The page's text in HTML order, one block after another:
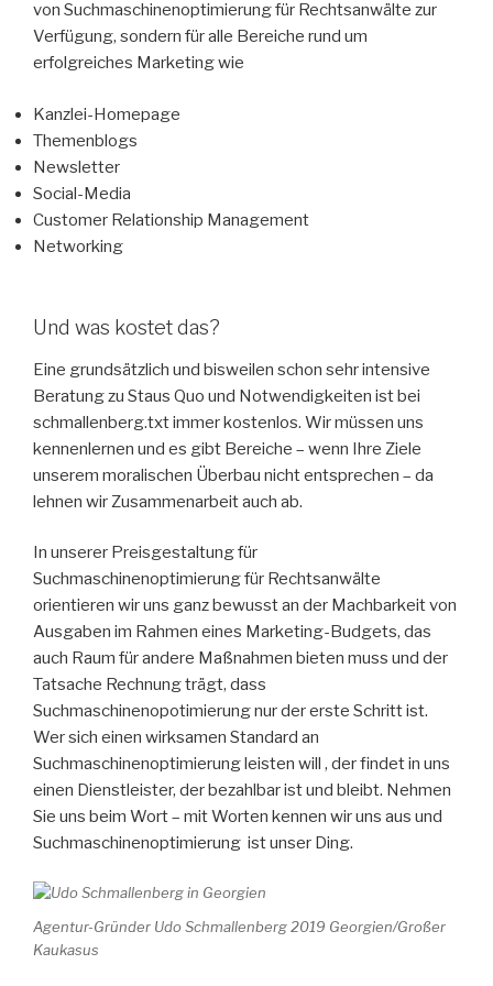
von Suchmaschinenoptimierung für Rechtsanwälte zur
Verfügung, sondern für alle Bereiche rund um
erfolgreiches Marketing wie
Kanzlei-Homepage
Themenblogs
Newsletter
Social-Media
Customer Relationship Management
Networking
Und was kostet das?
Eine grundsätzlich und bisweilen schon sehr intensive
Beratung zu Staus Quo und Notwendigkeiten ist bei
schmallenberg.txt immer kostenlos. Wir müssen uns
kennenlernen und es gibt Bereiche – wenn Ihre Ziele
unserem moralischen Überbau nicht entsprechen – da
lehnen wir Zusammenarbeit auch ab.
In unserer Preisgestaltung für
Suchmaschinenoptimierung für Rechtsanwälte
orientieren wir uns ganz bewusst an der Machbarkeit von
Ausgaben im Rahmen eines Marketing-Budgets, das
auch Raum für andere Maßnahmen bieten muss und der
Tatsache Rechnung trägt, dass
Suchmaschinenopotimierung nur der erste Schritt ist.
Wer sich einen wirksamen Standard an
Suchmaschinenoptimierung leisten will , der findet in uns
einen Dienstleister, der bezahlbar ist und bleibt. Nehmen
Sie uns beim Wort – mit Worten kennen wir uns aus und
Suchmaschinenoptimierung ist unser Ding.
Agentur-Gründer Udo Schmallenberg 2019 Georgien/Großer
Kaukasus